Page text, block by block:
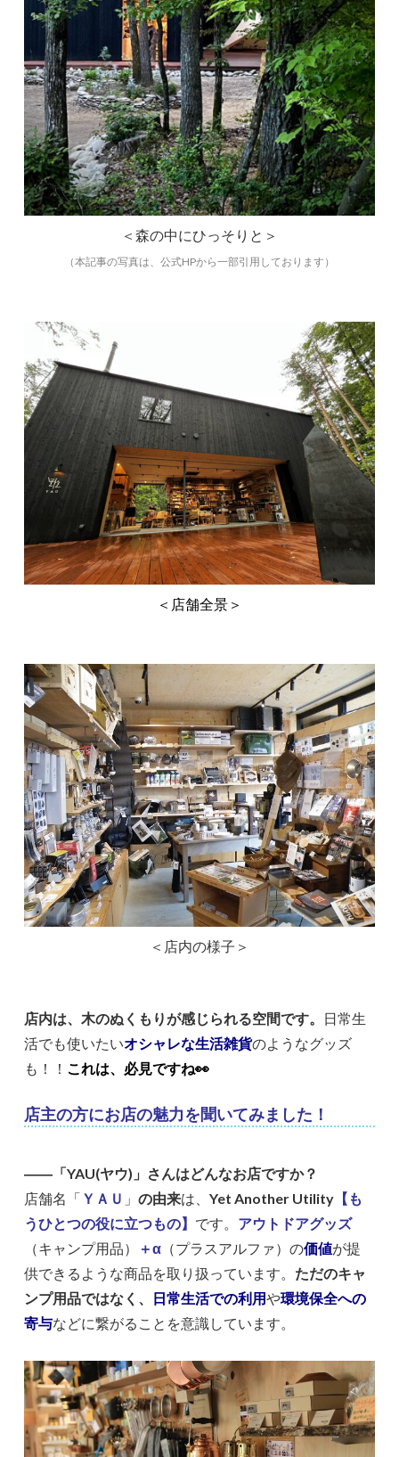
＜森の中にひっそりと＞
（本記事の写真は、公式HPから一部引用しております）
＜店舗全景＞
＜店内の様子＞
店内は、木のぬくもりが感じられる空間です。 日常生
活でも使いたいオシャレな生活雑貨のようなグッズ
も！！ これは、必見ですね👀
店主の方にお店の魅力を聞いてみました！
――「YAU(ヤウ)」さんはどんなお店ですか？
店舗名「 ＹＡＵ 」の由来は、Yet Another Utility 【も
うひとつの役に立つもの】 です。 アウトドアグッズ
（キャンプ用品）
＋α （プラスアルファ）の価値が提
供できるような商品を取り扱っています。 ただのキャ
ンプ用品ではなく、 日常生活での利用や環境保全への
寄与などに繋がることを意識しています。